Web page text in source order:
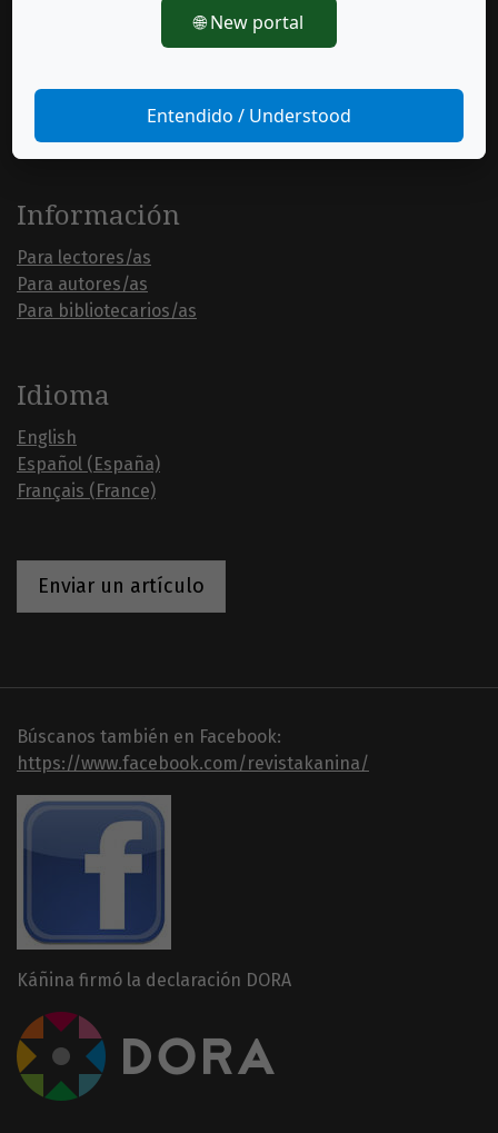
Número actual
Información
Para lectores/as
Para autores/as
Para bibliotecarios/as
Idioma
English
Español (España)
Français (France)
Enviar un artículo
Búscanos también en Facebook:
https://www.facebook.com/revistakanina/
Káñina firmó la declaración DORA
🌐 New portal
Entendido / Understood